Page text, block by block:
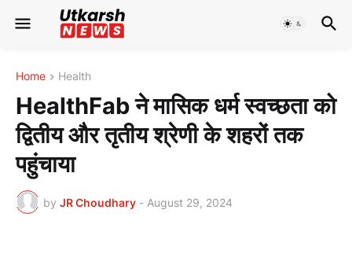
Home Health
HealthFab ने मासिक धर्म स्वच्छता को
द्वितीय और तृतीय श्रेणी के शहरों तक
पहुंचाया
by JR Choudhary - August 29, 2024